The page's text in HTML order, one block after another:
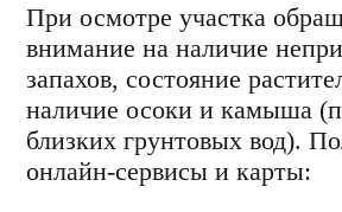
При осмотре участка
внимание на наличие
запахов, состояние
наличие осоки и камыша
близких грунтовых вод).
онлайн-сервисы и карты: